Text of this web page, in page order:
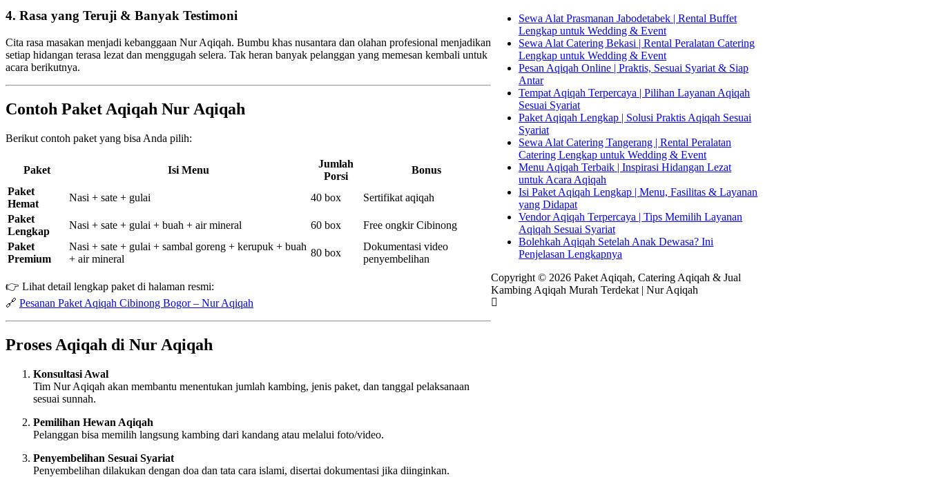
4. Rasa yang Teruji & Banyak Testimoni
Cita rasa masakan menjadi kebanggaan Nur Aqiqah. Bumbu khas nusantara dan olahan profesional menjadikan
setiap hidangan terasa lezat dan menggugah selera. Tak heran banyak pelanggan yang memesan kembali untuk
acara berikutnya.
Contoh Paket Aqiqah Nur Aqiqah
Berikut contoh paket yang bisa Anda pilih:
Paket Isi Menu
Jumlah
Porsi
Bonus
Paket
Hemat
Nasi + sate + gulai 40 box
Sertifikat aqiqah
Paket
Lengkap
Nasi + sate + gulai + buah + air mineral 60 box
Free ongkir Cibinong
Paket
Premium
Nasi + sate + gulai + sambal goreng + kerupuk + buah
+ air mineral
80 box
Dokumentasi video
penyembelihan
👉 Lihat detail lengkap paket di halaman resmi:
🔗 Pesanan Paket Aqiqah Cibinong Bogor – Nur Aqiqah
Proses Aqiqah di Nur Aqiqah
Konsultasi Awal
Tim Nur Aqiqah akan membantu menentukan jumlah kambing, jenis paket, dan tanggal pelaksanaan
sesuai sunnah.
Pemilihan Hewan Aqiqah
Pelanggan bisa memilih langsung kambing dari kandang atau melalui foto/video.
Penyembelihan Sesuai Syariat
Penyembelihan dilakukan dengan doa dan tata cara islami, disertai dokumentasi jika diinginkan.
Sewa Alat Prasmanan Jabodetabek | Rental Buffet
Lengkap untuk Wedding & Event
Sewa Alat Catering Bekasi | Rental Peralatan Catering
Lengkap untuk Wedding & Event
Pesan Aqiqah Online | Praktis, Sesuai Syariat & Siap
Antar
Tempat Aqiqah Terpercaya | Pilihan Layanan Aqiqah
Sesuai Syariat
Paket Aqiqah Lengkap | Solusi Praktis Aqiqah Sesuai
Syariat
Sewa Alat Catering Tangerang | Rental Peralatan
Catering Lengkap untuk Wedding & Event
Menu Aqiqah Terbaik | Inspirasi Hidangan Lezat
untuk Acara Aqiqah
Isi Paket Aqiqah Lengkap | Menu, Fasilitas & Layanan
yang Didapat
Vendor Aqiqah Terpercaya | Tips Memilih Layanan
Aqiqah Sesuai Syariat
Bolehkah Aqiqah Setelah Anak Dewasa? Ini
Penjelasan Lengkapnya
Copyright © 2026 Paket Aqiqah, Catering Aqiqah & Jual
Kambing Aqiqah Murah Terdekat | Nur Aqiqah